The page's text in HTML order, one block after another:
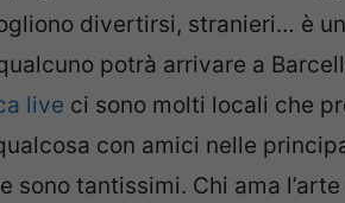
divertirsi, stranieri… è
potrà arrivare a
live ci sono molti locali che
con amici nelle
tantissimi. Chi ama